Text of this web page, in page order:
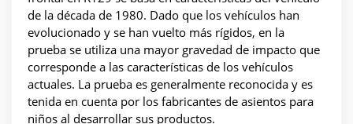
de la década de 1980. Dado que los vehículos han
evolucionado y se han vuelto más rígidos, en la
prueba se utiliza una mayor gravedad de impacto que
corresponde a las características de los vehículos
actuales. La prueba es generalmente reconocida y es
tenida en cuenta por los fabricantes de asientos para
niños al desarrollar sus productos.